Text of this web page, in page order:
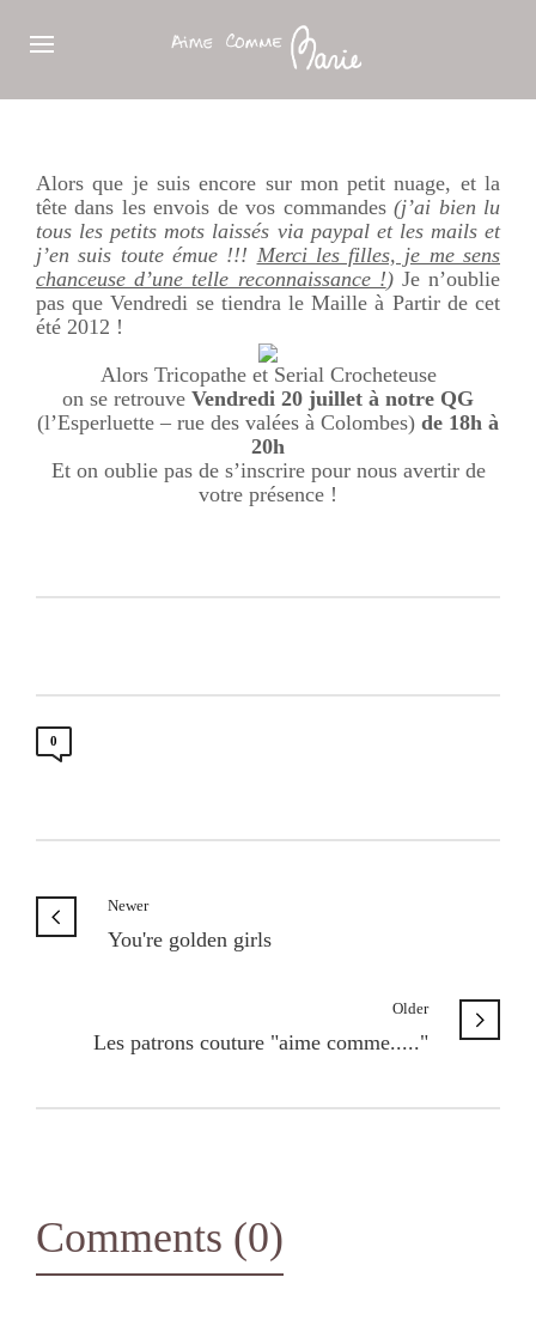
Alors que je suis encore sur mon petit nuage, et la
tête dans les envois de vos commandes(j’ai bien lu
tous les petits mots laissés via paypal et les mails et
j’en suis toute émue !!! Merci les filles, je me sens
chanceuse d’une telle reconnaissance !) Je n’oublie
pas que Vendredi se tiendra le Maille à Partir de cet
été 2012 !
Alors Tricopathe et Serial Crocheteuse
on se retrouve Vendredi 20 juillet à notre QG
(l’Esperluette – rue des valées à Colombes) de 18h à
20h
Et on oublie pas de s’inscrire pour nous avertir de
votre présence !
0
Newer
You're golden girls
Older
Les patrons couture "aime comme....."
Comments (0)